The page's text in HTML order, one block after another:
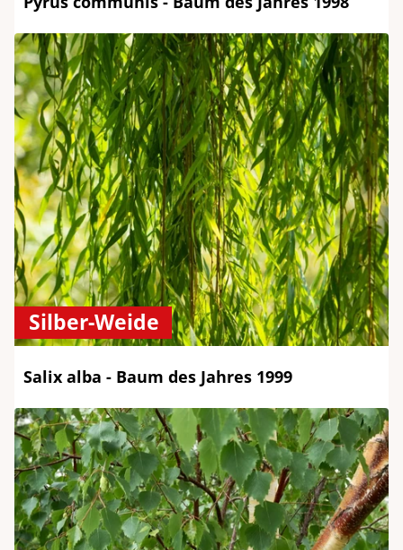
Silber-Weide
Salix alba - Baum des Jahres 1999